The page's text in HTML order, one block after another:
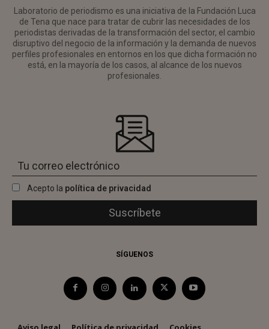
Laboratorio de periodismo es una iniciativa de la Fundación Luca
de Tena que nace para tratar de cubrir las necesidades de los
periodistas derivadas de la transformación del sector, el cambio
disruptivo del negocio de la información y la demanda de nuevos
perfiles profesionales en entornos en los que dicha formación no
está, en la mayoría de los casos, al alcance de los nuevos
profesionales.
Acepto la política de privacidad
SÍGUENOS